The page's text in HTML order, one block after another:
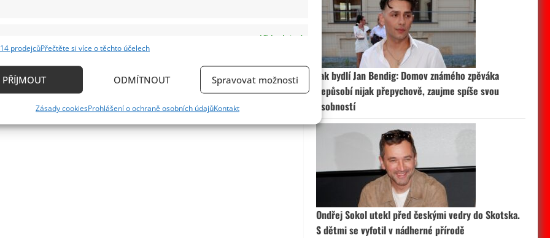
Vždy aktivní
zařízení na základě automaticky přenášených informací.
aktivně vyžádaných informací.
prodejcůPřečtěte si více o těchto účelech
PŘÍJMOUT ODMÍTNOUT Spravovat možnosti
Zásady cookiesProhlášení o ochraně osobních údajůKontakt
Jak bydlí Jan Bendig: Domov známého zpěváka
nepůsobí nijak přepychově, zaujme spíše svou
osobností
Ondřej Sokol utekl před českými vedry do Skotska.
S dětmi se vyfotil v nádherné přírodě